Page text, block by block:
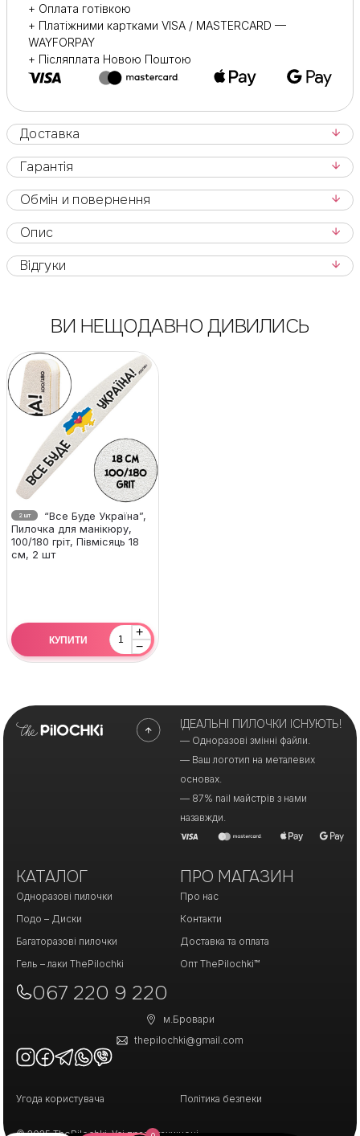
+ Оплата готівкою
+ Платіжними картками VISA / MASTERCARD —
WAYFORPAY
+ Післяплата Новою Поштою
Доставка
Гарантія
Обмін и повернення
Опис
Відгуки
ВИ НЕЩОДАВНО ДИВИЛИСЬ
2 шт
“Все Буде Україна”,
Пилочка для манікюру,
100/180 гріт, Півмісяць 18
см, 2 шт
+
−
КУПИТИ
ІДЕАЛЬНІ ПИЛОЧКИ ІСНУЮТЬ!
— Одноразові змінні файли.
— Ваш логотип на металевих
основах.
— 87% nail майстрів з нами
назавжди.
КАТАЛОГ
Одноразові пилочки
Подо – Диски
Багаторазові пилочки
Гель – лаки ThePilochki
ПРО МАГАЗИН
Про нас
Контакти
Доставка та оплата
Опт ThePilochki™
067 220 9 220
м.Бровари
thepilochki@gmail.com
Угода користувача Політика безпеки